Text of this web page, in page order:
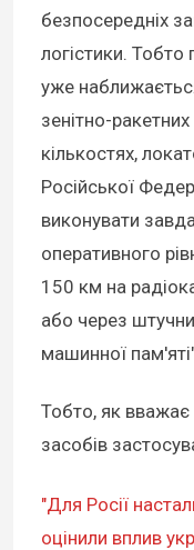
безпосередніх
логістики.
уже
зенітно-
кількостях,
Російської
виконувати
оперативного
150 км на
або через
машинної
Тобто, як вважає
засобів
"Для Росії
оцінили вплив